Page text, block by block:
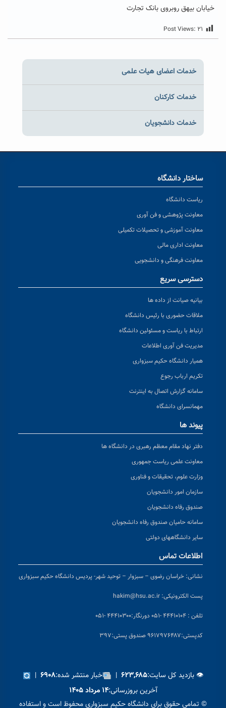
خیابان بیهق روبروی بانک تجارت
Post Views: ۲۱
خدمات اعضای هیات علمی
خدمات کارکنان
خدمات دانشجویان
ساختار دانشگاه
ریاست دانشگاه
معاونت پژوهشی و فن آوری
معاونت آموزشی و تحصیلات تکمیلی
معاونت اداری مالی
معاونت فرهنگی و دانشجویی
دسترسی سریع
بیانیه صیانت از داده ها
ملاقات حضوری با رئیس دانشگاه
ارتباط با ریاست و مسئولین دانشگاه
مدیریت فن آوری اطلاعات
همیار دانشگاه حکیم سبزواری
تکریم ارباب رجوع
سامانه گزارش اتصال به اینترنت
مهمانسرای دانشگاه
پیوند ها
دفتر نهاد مقام معظم رهبری در دانشگاه ها
معاونت علمی ریاست جمهوری
وزارت علوم، تحقیقات و فناوری
سازمان امور دانشجویان
صندوق رفاه دانشجویان
سامانه حامیان صندوق رفاه دانشجویان
سایر دانشگاههای دولتی
اطلاعات تماس
نشانی: خراسان رضوی – سبزوار – توحید شهر- پردیس دانشگاه حکیم سبزواری
پست الکترونیکی: hakim@hsu.ac.ir
تلفن : ۴۴۴۱۰۱۰۴ -۰۵۱ دورنگار:۴۴۴۱۰۳۰۰ -۰۵۱
کدپستی:۹۶۱۷۹۷۶۴۸۷ صندوق پستی:۳۹۷
👁 بازدید کل سایت:۶۲۳,۶۸۵ | اخبار منتشر شده:۶۹۰۸ |
آخرین بروزرسانی:۱۴ مرداد ۱۴۰۵
© تمامی حقوق برای دانشگاه حکیم سبزواری محفوظ است و استفاده